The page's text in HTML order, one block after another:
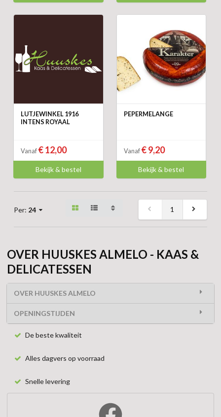
LUTJEWINKEL 1916
INTENS ROYAAL
Vanaf € 12,00
Bekijk & bestel
PEPERMELANGE
Vanaf € 9,20
Bekijk & bestel
Per: 24 1
OVER HUUSKES ALMELO - KAAS &
DELICATESSEN
OVER HUUSKES ALMELO
OPENINGSTIJDEN
De beste kwaliteit
Alles dagvers op voorraad
Snelle levering